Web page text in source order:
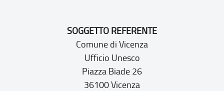
SOGGETTO REFERENTE
Comune di Vicenza
Ufficio Unesco
Piazza Biade 26
36100 Vicenza